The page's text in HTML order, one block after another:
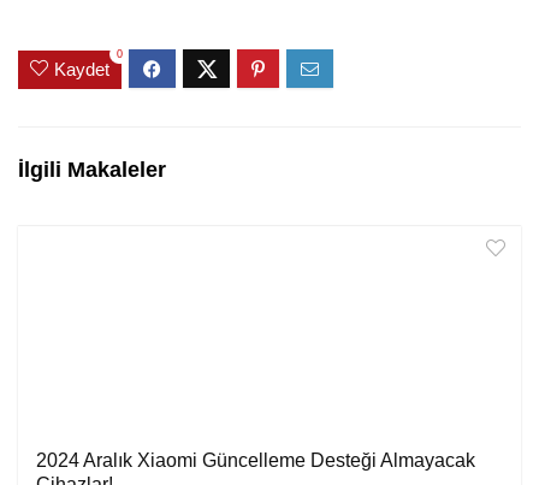
Kaydet
0
İlgili Makaleler
2024 Aralık Xiaomi Güncelleme Desteği Almayacak